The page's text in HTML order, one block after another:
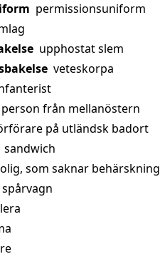
permissionsuniform
upphostat slem
veteskorpa
person från mellanöstern
på utländsk badort
sandwich
som saknar behärskning
spårvagn